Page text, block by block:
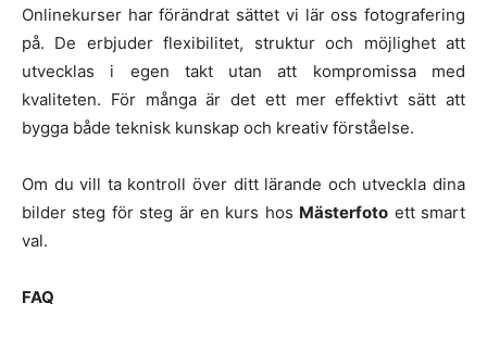
Onlinekurser har förändrat sättet vi lär oss fotografering
på. De erbjuder flexibilitet, struktur och möjlighet att
utvecklas i egen takt utan att kompromissa med
kvaliteten. För många är det ett mer effektivt sätt att
bygga både teknisk kunskap och kreativ förståelse.
Om du vill ta kontroll över ditt lärande och utveckla dina
bilder steg för steg är en kurs hos Mästerfoto ett smart
val.
FAQ